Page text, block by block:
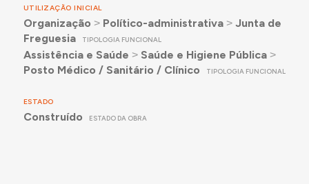
UTILIZAÇÃO INICIAL
Organização ˃ Político-administrativa˃ Junta de
Freguesia
TIPOLOGIA FUNCIONAL
Assistência e Saúde ˃ Saúde e Higiene Pública˃
Posto Médico / Sanitário / Clínico
TIPOLOGIA FUNCIONAL
ESTADO
Construído ESTADO DA OBRA